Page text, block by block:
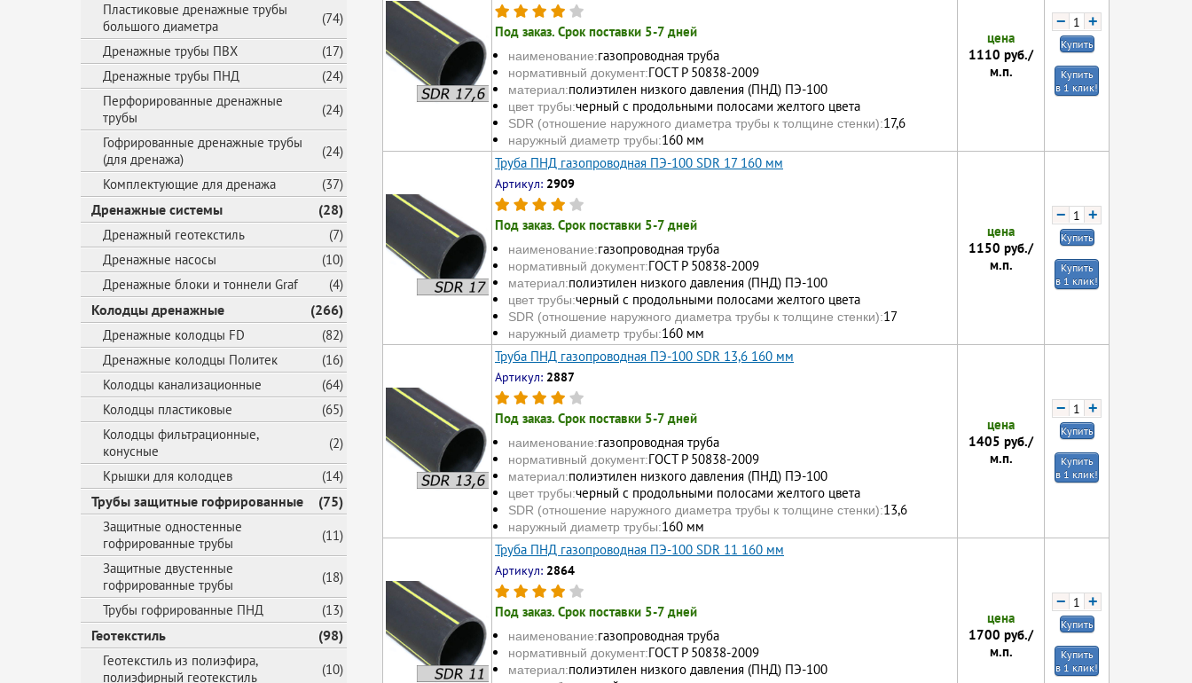
Пластиковые дренажные трубы
большого диаметра
(74)
Дренажные трубы ПВХ
(17)
Дренажные трубы ПНД
(24)
Перфорированные дренажные
трубы
(24)
Гофрированные дренажные трубы
(для дренажа)
(24)
Комплектующие для дренажа
(37)
Дренажные системы (28)
Дренажный геотекстиль
(7)
Дренажные насосы
(10)
Дренажные блоки и тоннели Graf
(4)
Колодцы дренажные (266)
Дренажные колодцы FD
(82)
Дренажные колодцы Политек
(16)
Колодцы канализационные
(64)
Колодцы пластиковые
(65)
Колодцы фильтрационные,
конусные
(2)
Крышки для колодцев
(14)
Трубы защитные гофрированные (75)
Защитные одностенные
гофрированные трубы
(11)
Защитные двустенные
гофрированные трубы
(18)
Трубы гофрированные ПНД
(13)
Геотекстиль (98)
Геотекстиль из полиэфира,
полиэфирный геотекстиль
(10)
Под заказ. Срок поставки 5-7 дней
наименование:газопроводная труба
нормативный документ:ГОСТ Р 50838-2009
материал:полиэтилен низкого давления (ПНД) ПЭ-100
цвет трубы:черный с продольными полосами желтого цвета
SDR (отношение наружного диаметра трубы к толщине стенки):17,6
наружный диаметр трубы:160 мм
цена
1110 руб./
м.п.
− +
Купить
Купить
в 1 клик!
Труба ПНД газопроводная ПЭ-100 SDR 17 160 мм
Артикул: 2909
Под заказ. Срок поставки 5-7 дней
наименование:газопроводная труба
нормативный документ:ГОСТ Р 50838-2009
материал:полиэтилен низкого давления (ПНД) ПЭ-100
цвет трубы:черный с продольными полосами желтого цвета
SDR (отношение наружного диаметра трубы к толщине стенки):17
наружный диаметр трубы:160 мм
цена
1150 руб./
м.п.
− +
Купить
Купить
в 1 клик!
Труба ПНД газопроводная ПЭ-100 SDR 13,6 160 мм
Артикул: 2887
Под заказ. Срок поставки 5-7 дней
наименование:газопроводная труба
нормативный документ:ГОСТ Р 50838-2009
материал:полиэтилен низкого давления (ПНД) ПЭ-100
цвет трубы:черный с продольными полосами желтого цвета
SDR (отношение наружного диаметра трубы к толщине стенки):13,6
наружный диаметр трубы:160 мм
цена
1405 руб./
м.п.
− +
Купить
Купить
в 1 клик!
Труба ПНД газопроводная ПЭ-100 SDR 11 160 мм
Артикул: 2864
Под заказ. Срок поставки 5-7 дней
наименование:газопроводная труба
нормативный документ:ГОСТ Р 50838-2009
материал:полиэтилен низкого давления (ПНД) ПЭ-100
цена
1700 руб./
м.п.
− +
Купить
Купить
в 1 клик!